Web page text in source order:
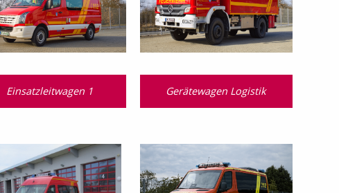
Einsatzleitwagen 1 Gerätewagen Logistik